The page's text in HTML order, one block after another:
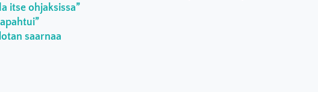
itse ohjaksissa”
saarnaa